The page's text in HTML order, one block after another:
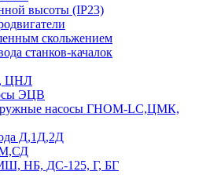
высоты (IP23)
скольжением
станков-качалок
ЦНЛ
ЭЦВ
насосы ГНОМ-LC,ЦМК,
Д,1Д,2Д
НБ, ДС-125, Г, БГ